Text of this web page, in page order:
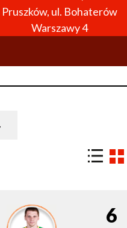
Pruszków, ul. Bohaterów
Warszawy 4
6